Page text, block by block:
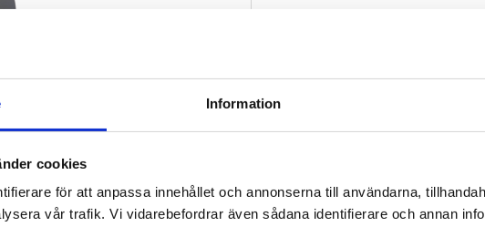
Information
cookies
för att anpassa innehållet och annonserna till användarna,
vår trafik. Vi vidarebefordrar även sådana identifierare och annan
Vikt